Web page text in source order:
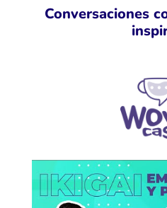
Conversaciones